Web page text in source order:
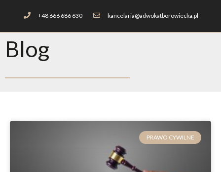
+48 666 686 630 kancelaria@adwokatborowiecka.pl
Blog
PRAWO CYWILNE